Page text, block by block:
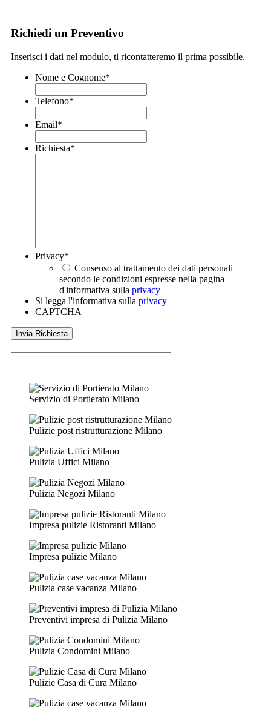
Richiedi un Preventivo
Inserisci i dati nel modulo, ti ricontatteremo il prima possibile.
Nome e Cognome*
Telefono*
Email*
Richiesta*
Privacy*
Consenso al trattamento dei dati personali
secondo le condizioni espresse nella pagina
d'informativa sulla privacy
Si legga l'informativa sulla privacy
CAPTCHA
Servizio di Portierato Milano
Pulizie post ristrutturazione Milano
Pulizia Uffici Milano
Pulizia Negozi Milano
Impresa pulizie Ristoranti Milano
Impresa pulizie Milano
Pulizia case vacanza Milano
Preventivi impresa di Pulizia Milano
Pulizia Condomini Milano
Pulizie Casa di Cura Milano